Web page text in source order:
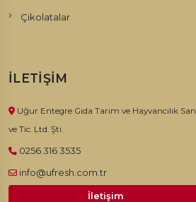
Çikolatalar
İLETIŞIM
Uğur Entegre Gıda Tarım ve Hayvancılık San.
ve Tic. Ltd. Şti.
0256 316 3535
info@ufresh.com.tr
İletişim